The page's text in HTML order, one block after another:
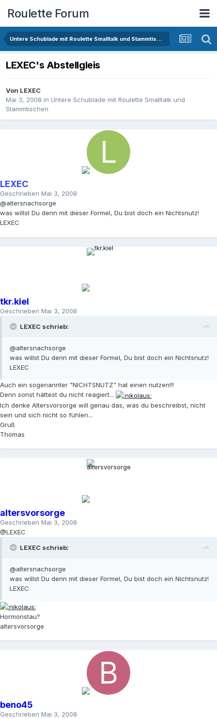
Roulette Forum
Untere Schublade mit Roulette Smalltalk und Stammtischen
LEXEC's Abstellgleis
Von LEXEC
Mai 3, 2008 in Untere Schublade mit Roulette Smalltalk und
Stammtischen
LEXEC
Geschrieben Mai 3, 2008
@altersnachsorge
was willst Du denn mit dieser Formel, Du bist doch ein Nichtsnutz!
LEXEC
tkr.kiel
Geschrieben Mai 3, 2008
LEXEC schrieb:
@altersnachsorge
was willst Du denn mit dieser Formel, Du bist doch ein Nichtsnutz!
LEXEC
Auch ein sogenannter "NICHTSNUTZ" hat einen nutzen!!!
Denn sonst hättest du nicht reagiert...
Ich denke Altersvorsorge will genau das, was du beschreibst, nicht
sein und sich nicht so fühlen...
Gruß
Thomas
altersvorsorge
Geschrieben Mai 3, 2008
@LEXEC
LEXEC schrieb:
@altersnachsorge
was willst Du denn mit dieser Formel, Du bist doch ein Nichtsnutz!
LEXEC
Hormonstau?
altersvorsorge
beno45
Geschrieben Mai 3, 2008